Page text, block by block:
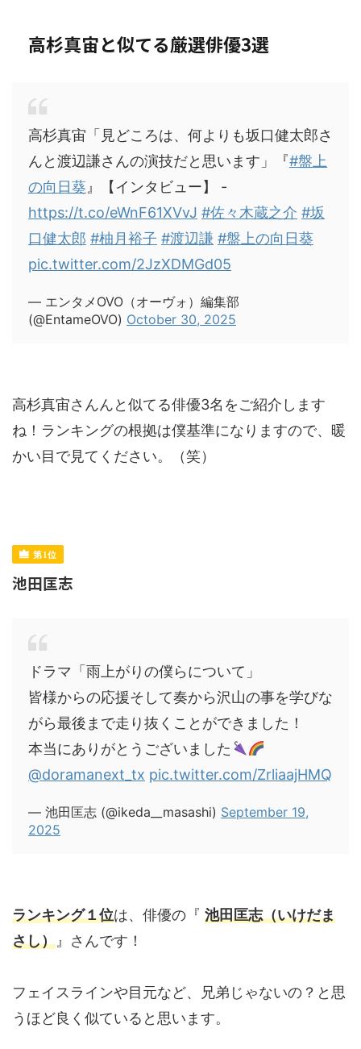
高杉真宙と似てる厳選俳優3選
高杉真宙「見どころは、何よりも坂口健太郎さ
んと渡辺謙さんの演技だと思います」『#盤上
の向日葵 』【インタビュー】 -
https://t.co/eWnF61XVvJ #佐々木蔵之介 #坂
口健太郎 #柚月裕子 #渡辺謙 #盤上の向日葵
pic.twitter.com/2JzXDMGd05
— エンタメOVO（オーヴォ）編集部
(@EntameOVO) October 30, 2025
高杉真宙さんんと似てる俳優3名をご紹介します
ね！ランキングの根拠は僕基準になりますので、暖
かい目で見てください。（笑）
池田匡志
ドラマ「雨上がりの僕らについて」
皆様からの応援そして奏から沢山の事を学びな
がら最後まで走り抜くことができました！
本当にありがとうございました
@doramanext_tx pic.twitter.com/ZrliaajHMQ
— 池田匡志 (@ikeda__masashi) September 19,
2025
ランキング１位は、俳優の『 池田匡志（いけだま
さし） 』さんです！
フェイスラインや目元など、兄弟じゃないの？と思
うほど良く似ていると思います。